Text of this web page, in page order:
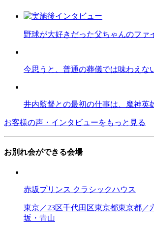
野球が大好きだった父ちゃんのファ
今思うと、普通の葬儀では味わえな
井内監督との最初の仕事は、魔神英
お客様の声・インタビューをもっと見る
お別れ会ができる会場
赤坂プリンス クラシックハウス
東京／23区千代田区東京都東京都／
坂・青山